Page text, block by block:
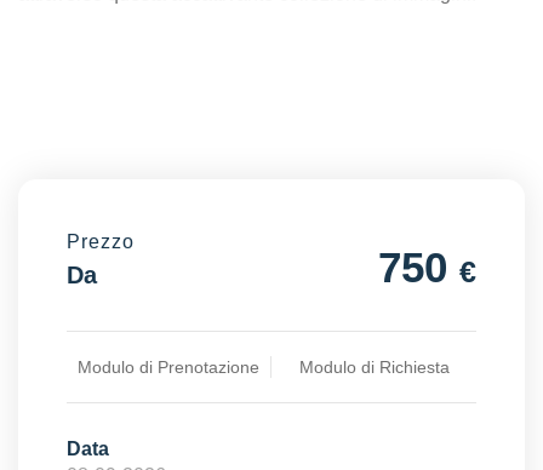
Prezzo
Da 750 €
Modulo di Prenotazione Modulo di Richiesta
Data